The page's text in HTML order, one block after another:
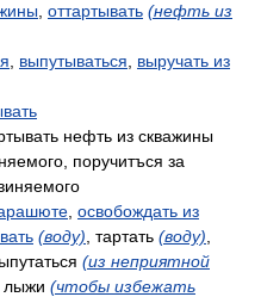
оттартывать (нефть из
выпутываться
выручать из
нефть из скважины
поручитъся за
освобождать из
(воду) , тартать (воду)
(из неприятной
лыжи (чтобы избежать